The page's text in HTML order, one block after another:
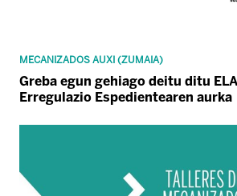
MECANIZADOS AUXI (ZUMAIA)
Greba egun gehiago deitu ditu
Erregulazio Espedientearen aurka